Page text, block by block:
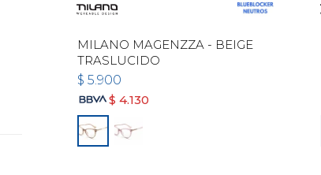
MILANO MAGENZZA - BEIGE
TRASLUCIDO
$ 5.900
$ 4.130